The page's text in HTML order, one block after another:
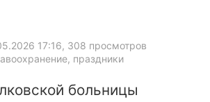
17:16, 308 просмотров
праздники
больницы